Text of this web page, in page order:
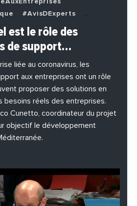
#AvisDExperts
#Institutions
est le rôle des
de support…
liée au coronavirus, les
aux entreprises ont un rôle
proposer des solutions en
besoins réels des entreprises.
Cunetto, coordinateur du projet
objectif le développement